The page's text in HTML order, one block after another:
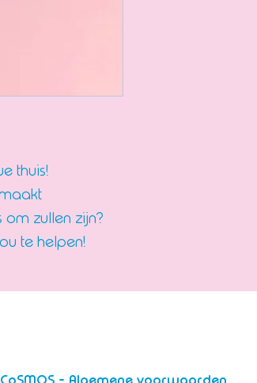
thuis!
zullen zijn?
te helpen!